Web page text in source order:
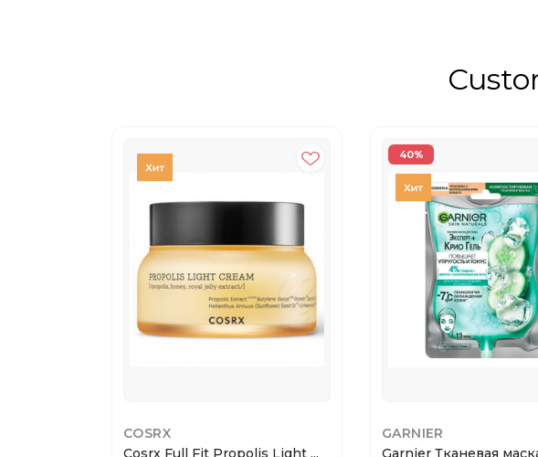
COSRX
Cosrx Full Fit Propolis Light ...
40%
GARNIER
Garnier Тканевая